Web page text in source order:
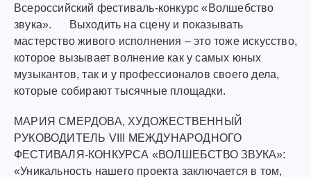
Всероссийский фестиваль-конкурс «Волшебство
звука». Выходить на сцену и показывать
мастерство живого исполнения – это тоже искусство,
которое вызывает волнение как у самых юных
музыкантов, так и у профессионалов своего дела,
которые собирают тысячные площадки.
МАРИЯ СМЕРДОВА, ХУДОЖЕСТВЕННЫЙ
РУКОВОДИТЕЛЬ VIII МЕЖДУНАРОДНОГО
ФЕСТИВАЛЯ-КОНКУРСА «ВОЛШЕБСТВО ЗВУКА»:
«Уникальность нашего проекта заключается в том,